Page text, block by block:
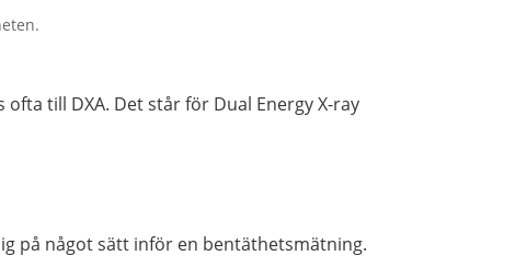
till DXA. Det står för Dual Energy X-ray
på något sätt inför en bentäthetsmätning.